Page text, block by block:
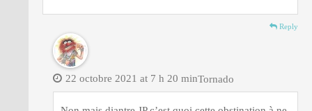
Reply
Tornado
22 octobre 2021 at 7 h 20 min